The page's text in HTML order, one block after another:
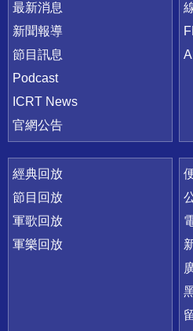
最新消息
新聞報導
節目訊息
Podcast
ICRT News
官網公告
經典回放
節目回放
軍歌回放
軍樂回放